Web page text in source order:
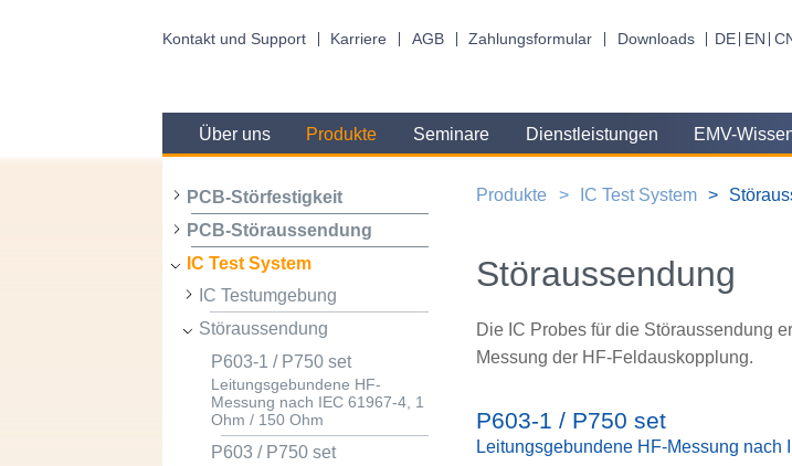
Kontakt und Support Karriere AGB Zahlungsformular Downloads DE EN
Über uns Produkte Seminare Dienstleistungen EMV-
PCB-Störfestigkeit
PCB-Störaussendung
IC Test System
IC Testumgebung
Störaussendung
P603-1 / P750 set
Leitungsgebundene HF-
Messung nach IEC 61967-4, 1
Ohm / 150 Ohm
P603 / P750 set
Produkte IC Test System
Störaussendung
Die IC Probes für die Störaussendung
Messung der HF-Feldauskopplung.
P603-1 / P750 set
Leitungsgebundene HF-Messung nach